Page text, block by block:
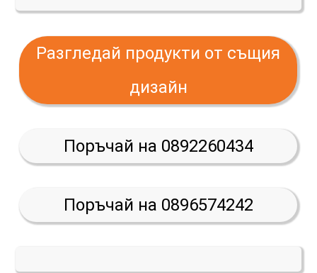
Разгледай продукти от същия
дизайн
Поръчай на 0892260434
Поръчай на 0896574242